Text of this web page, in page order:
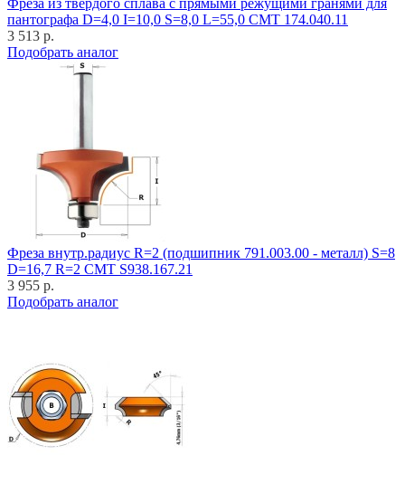
Фреза из твёрдого сплава с прямыми режущими гранями для
пантографа D=4,0 I=10,0 S=8,0 L=55,0 CMT 174.040.11
3 513 р.
Подобрать аналог
Фреза внутр.радиус R=2 (подшипник 791.003.00 - металл) S=8
D=16,7 R=2 CMT S938.167.21
3 955 р.
Подобрать аналог